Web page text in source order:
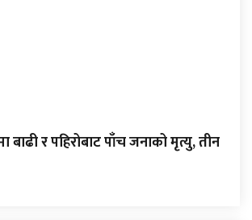
बाढी र पहिरोबाट पाँच जनाको मृत्यु, तीन